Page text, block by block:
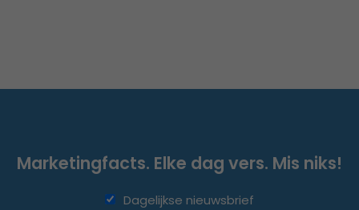
Marketingfacts. Elke dag vers. Mis niks!
Dagelijkse nieuwsbrief